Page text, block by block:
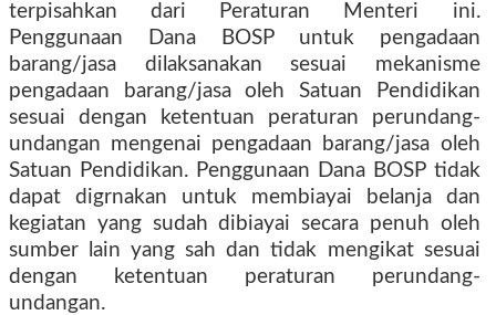
terpisahkan dari Peraturan Menteri ini.
Penggunaan Dana BOSP untuk pengadaan
barang/jasa dilaksanakan sesuai mekanisme
pengadaan barang/jasa oleh Satuan Pendidikan
sesuai dengan ketentuan peraturan perundang-
undangan mengenai pengadaan barang/jasa oleh
Satuan Pendidikan. Penggunaan Dana BOSP tidak
dapat digrnakan untuk membiayai belanja dan
kegiatan yang sudah dibiayai secara penuh oleh
sumber lain yang sah dan tidak mengikat sesuai
dengan ketentuan peraturan perundang-
undangan.